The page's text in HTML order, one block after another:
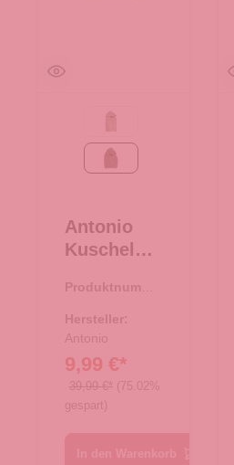
braun
Antonio
Kuschel
Teddy
Oversize -
braun
Produktnumme
Hersteller:
Antonio
9,99 €*
39,99 €* (75.02%
gespart)